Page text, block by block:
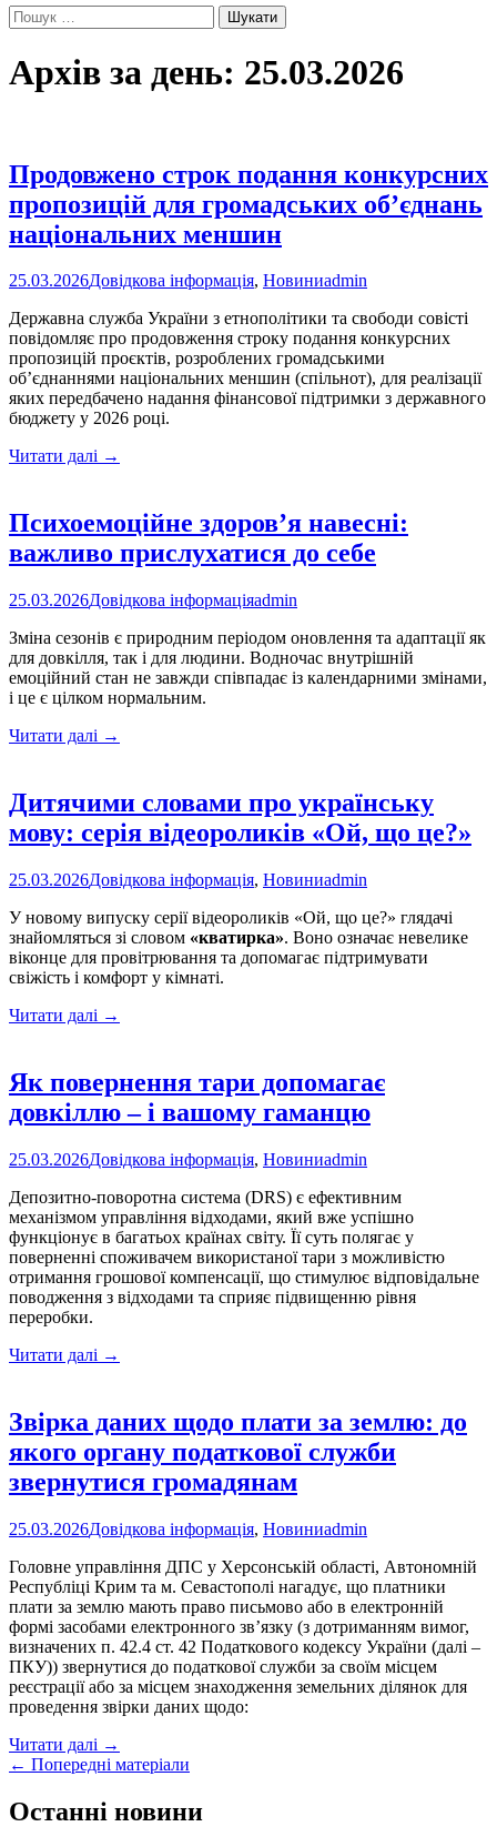
Пошук:
Архів за день: 25.03.2026
Продовжено строк подання конкурсних
пропозицій для громадських об’єднань
національних меншин
25.03.2026Довідкова інформація, Новиниadmin
Державна служба України з етнополітики та свободи совісті
повідомляє про продовження строку подання конкурсних
пропозицій проєктів, розроблених громадськими
об’єднаннями національних меншин (спільнот), для реалізації
яких передбачено надання фінансової підтримки з державного
бюджету у 2026 році.
Читати далі Продовжено
конкурсних
пропозицій
для
об’єднань
національних
меншин
→
Психоемоційне здоров’я навесні:
важливо прислухатися до себе
25.03.2026Довідкова інформаціяadmin
Зміна сезонів є природним періодом оновлення та адаптації як
для довкілля, так і для людини. Водночас внутрішній
емоційний стан не завжди співпадає із календарними змінами,
і це є цілком нормальним.
Читати далі Психоемоційне
прислухатися
до
→
Дитячими словами про українську
мову: серія відеороликів «Ой, що це?»
25.03.2026Довідкова інформація, Новиниadmin
У новому випуску серії відеороликів «Ой, що це?» глядачі
знайомляться зі словом «кватирка». Воно означає невелике
віконце для провітрювання та допомагає підтримувати
свіжість і комфорт у кімнаті.
Читати далі Дитячими
мову:
серія
«Ой,
що
це?»
→
Як повернення тари допомагає
довкіллю – і вашому гаманцю
25.03.2026Довідкова інформація, Новиниadmin
Депозитно-поворотна система (DRS) є ефективним
механізмом управління відходами, який вже успішно
функціонує в багатьох країнах світу. Її суть полягає у
поверненні споживачем використаної тари з можливістю
отримання грошової компенсації, що стимулює відповідальне
поводження з відходами та сприяє підвищенню рівня
переробки.
Читати далі Як
довкіллю
–
вашому
→
Звірка даних щодо плати за землю: до
якого органу податкової служби
звернутися громадянам
25.03.2026Довідкова інформація, Новиниadmin
Головне управління ДПС у Херсонській області, Автономній
Республіці Крим та м. Севастополі нагадує, що платники
плати за землю мають право письмово або в електронній
формі засобами електронного зв’язку (з дотриманням вимог,
визначених п. 42.4 ст. 42 Податкового кодексу України (далі –
ПКУ)) звернутися до податкової служби за своїм місцем
реєстрації або за місцем знаходження земельних ділянок для
проведення звірки даних щодо:
Читати далі Звірка
даних
плати
за
→
Posts
navigation
← Попередні матеріали
Останні новини